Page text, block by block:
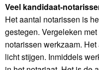
Veel kandidaat-
Het aantal notarissen is
gestegen. Vergeleken
notarissen werkzaam.
licht stijgen. Inmiddels